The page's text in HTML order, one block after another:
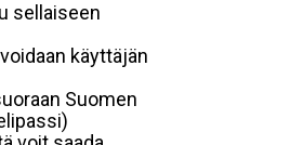
sellaiseen
käyttäjän
Suomen